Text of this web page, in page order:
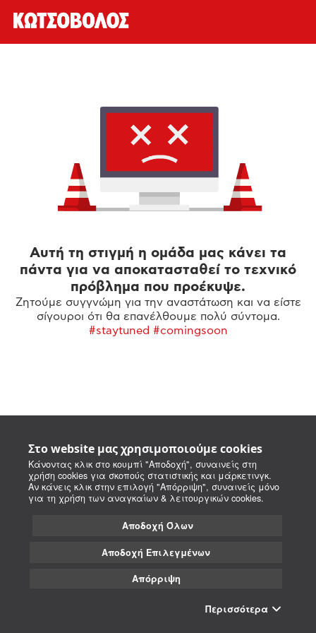
Στο website μας χρησιμοποιούμε cookies
Κάνοντας κλικ στο κουμπί "Αποδοχή", συναινείς στη
χρήση cookies για σκοπούς στατιστικής και μάρκετινγκ.
Αν κάνεις κλικ στην επιλογή "Απόρριψη", συναινείς μόνο
για τη χρήση των αναγκαίων & λειτουργικών cookies.
Αποδοχή Όλων
Αποδοχή Επιλεγμένων
Απόρριψη
Περισσότερα
Αυτή τη στιγμή η ομάδα μας κάνει τα
πάντα για να αποκατασταθεί το τεχνικό
πρόβλημα που προέκυψε.
Ζητούμε συγγνώμη για την αναστάτωση και να είστε
σίγουροι ότι θα επανέλθουμε πολύ σύντομα.
#staytuned #comingsoon